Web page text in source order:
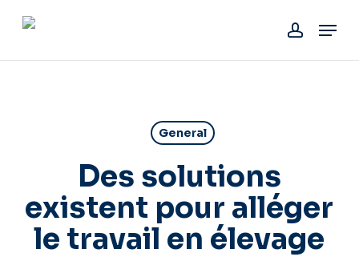
account
Menu
General
Des solutions
existent pour alléger
le travail en élevage